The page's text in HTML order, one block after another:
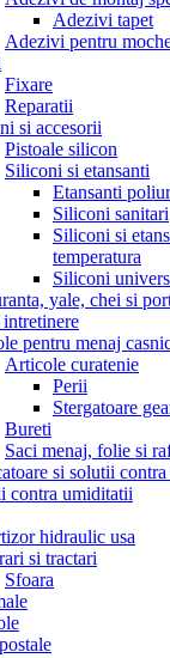
Adezivi tapet
Adezivi pentru
Fixare
Reparatii
si accesorii
Pistoale silicon
Siliconi si etansanti
Etansanti
Siliconi sanitari
Siliconi si
temperatura
Siliconi
yale, chei si
pentru menaj
Articole curatenie
Perii
Stergatoare
Bureti
Saci menaj, folie si
si solutii
contra umiditatii
hidraulic usa
si tractari
Sfoara